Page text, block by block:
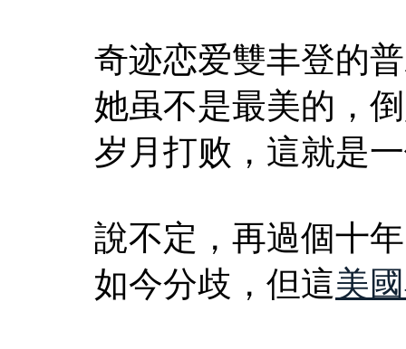
奇迹恋爱雙丰登的
她虽不是最美的，
岁月打败，這就是
說不定，再過個十
如今分歧，但這美